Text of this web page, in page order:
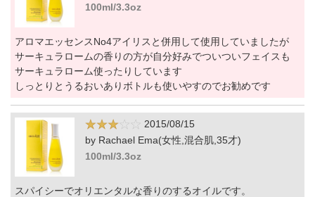
100ml/3.3oz
アロマエッセンスNo4アイリスと併用して使用していましたが
サーキュラロームの香りの方が自分好みでついついフェイスも
サーキュラローム使ったりしています
しっとりとうるおいありボトルも使いやすのでお勧めです
2015/08/15
by Rachael Ema(女性,混合肌,35才)
100ml/3.3oz
スパイシーでオリエンタルな香りのするオイルです。